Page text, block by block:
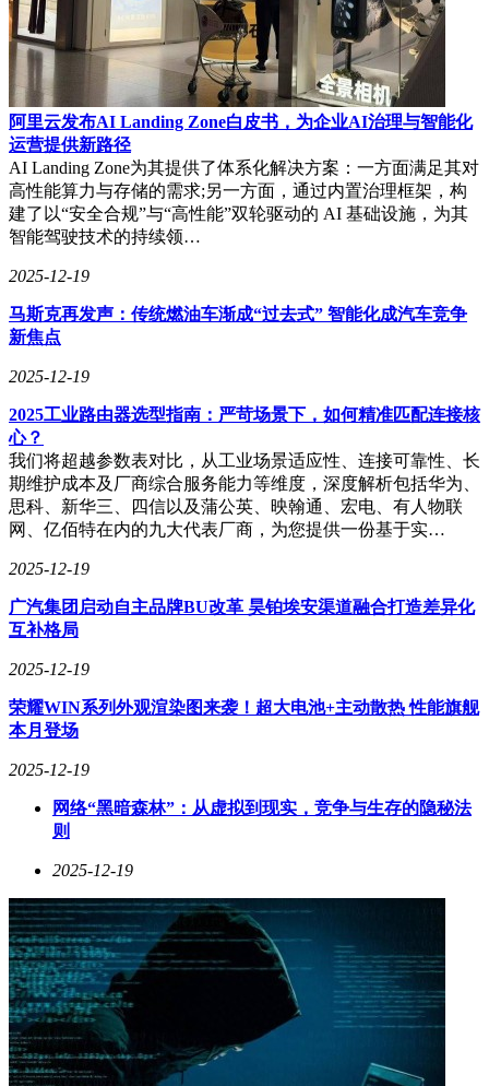
阿里云发布AI Landing Zone白皮书，为企业AI治理与智能化
运营提供新路径
AI Landing Zone为其提供了体系化解决方案：一方面满足其对
高性能算力与存储的需求;另一方面，通过内置治理框架，构
建了以“安全合规”与“高性能”双轮驱动的 AI 基础设施，为其
智能驾驶技术的持续领…
2025-12-19
马斯克再发声：传统燃油车渐成“过去式” 智能化成汽车竞争
新焦点
2025-12-19
2025工业路由器选型指南：严苛场景下，如何精准匹配连接核
心？
我们将超越参数表对比，从工业场景适应性、连接可靠性、长
期维护成本及厂商综合服务能力等维度，深度解析包括华为、
思科、新华三、四信以及蒲公英、映翰通、宏电、有人物联
网、亿佰特在内的九大代表厂商，为您提供一份基于实…
2025-12-19
广汽集团启动自主品牌BU改革 昊铂埃安渠道融合打造差异化
互补格局
2025-12-19
荣耀WIN系列外观渲染图来袭！超大电池+主动散热 性能旗舰
本月登场
2025-12-19
网络“黑暗森林”：从虚拟到现实，竞争与生存的隐秘法
则
2025-12-19